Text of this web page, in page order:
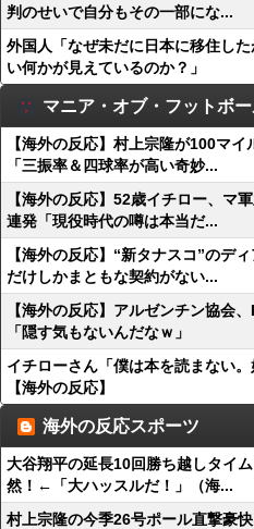
判のせいで自分もその一部にな...
外国人「なぜ未だに日本に移住し
い何かが見えているのか？」
マニア・オブ・フットボ
【海外の反応】村上宗隆が100マ
「三振率＆四球率が高い奇妙...
【海外の反応】52歳イチロー、マ
連発「現役時代の噂は本当だ...
【海外の反応】“新タナスコ”のデ
だけしかまともな契約がない...
【海外の反応】アルゼンチン協会
「隠す気もないんだなｗ」
イチローさん「僕は本を読まない
【海外の反応】
海外の反応スポーツ
大谷翔平の延長10回勝ち越しタイ
然！←「大ハッスルだ！」（海...
村上宗隆の今季26号ポール直撃豪